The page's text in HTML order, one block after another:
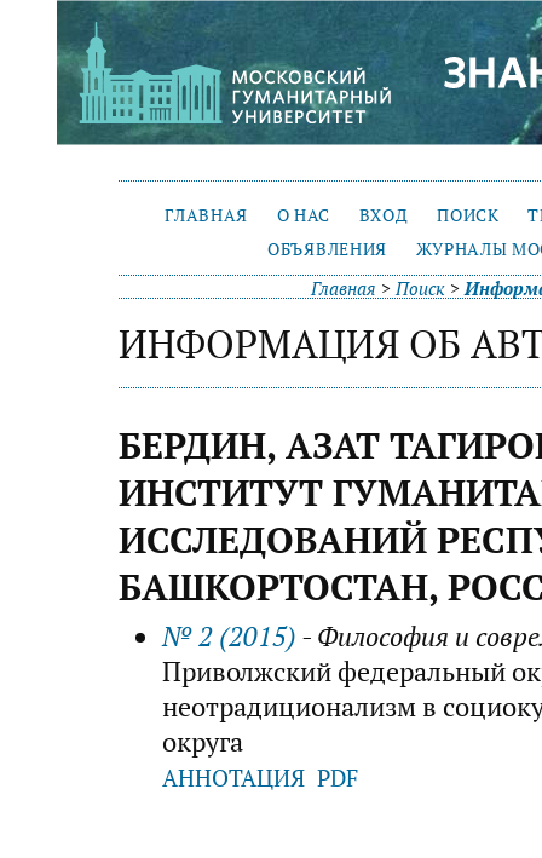
ГЛАВНАЯ О НАС ВХОД ПОИСК
ОБЪЯВЛЕНИЯ
ЖУРНАЛЫ
Главная >Поиск >
ИНФОРМАЦИЯ ОБ
БЕРДИН, АЗАТ
ИНСТИТУТ
ИССЛЕДОВАНИЙ
БАШКОРТОСТАН,
№ 2 (2015) - Философия и
Приволжский федеральный
неотрадиционализм в
округа
АННОТАЦИЯ PDF